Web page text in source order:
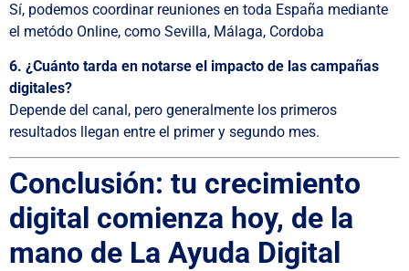
Sí, podemos coordinar reuniones en toda España mediante
el metódo Online, como Sevilla, Málaga, Cordoba
6. ¿Cuánto tarda en notarse el impacto de las campañas
digitales?
Depende del canal, pero generalmente los primeros
resultados llegan entre el primer y segundo mes.
Conclusión: tu crecimiento
digital comienza hoy, de la
mano de La Ayuda Digital